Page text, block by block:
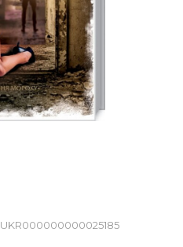
UKR000000000025185